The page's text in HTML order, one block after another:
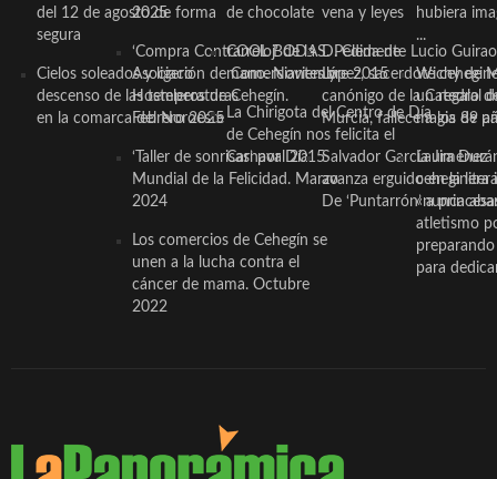
del 12 de agosto de forma
segura
Cielos soleados y ligero
descenso de las temperaturas
en la comarca del Noroeste
2025
‘Compra Contrarreloj’ de la
Asociación de Comerciantes y
Hosteleros de Cehegín.
Febrero 2025
‘Taller de sonrisas’ por Día
Mundial de la Felicidad. Marzo
2024
Los comercios de Cehegín se
unen a la lucha contra el
cáncer de mama. Octubre
2022
de chocolate
COOL BODAS. Pedida de
mano. Noviembre 2015
La Chirigota del Centro de Día
de Cehegín nos felicita el
Carnaval 2015
vena y leyes
D. Clemente Lucio Guirao
López, sacerdote
canónigo de la Catedral
Murcia, fallece a los 89
Salvador García Jiménez
avanza erguido en la
De ‘Puntarrón’ a
hubiera
...
Wichy de
un regalo
magia de
Laura
ceheginera
«nunca
atletismo
para